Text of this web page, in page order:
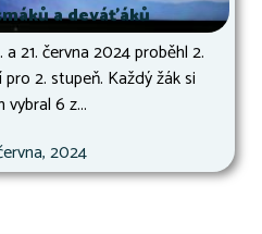
a deváťáků
21. června 2024 proběhl 2.
2. stupeň. Každý žák si
vybral 6 z...
2024